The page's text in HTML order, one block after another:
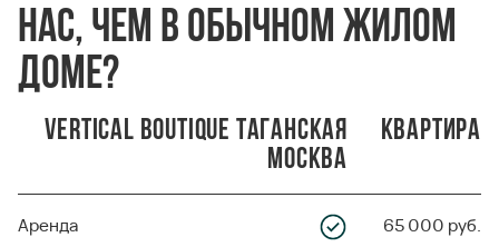
нас, чем в обычном жилом
доме?
Vertical Boutique Таганская
Москва
Квартира
Аренда 65 000 руб.